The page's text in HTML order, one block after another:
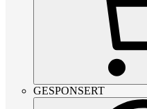
GESPONSERT